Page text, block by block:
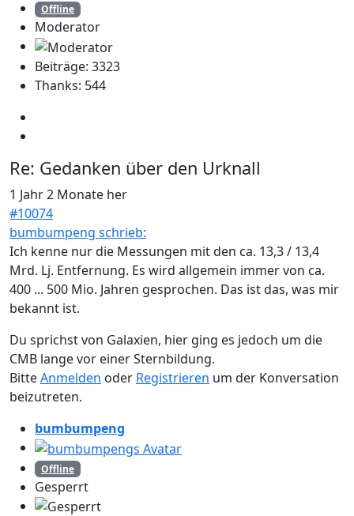
Offline
Moderator
Beiträge: 3323
Thanks: 544
Re: Gedanken über den Urknall
1 Jahr 2 Monate her
#10074
bumbumpeng schrieb:
Ich kenne nur die Messungen mit den ca. 13,3 / 13,4
Mrd. Lj. Entfernung. Es wird allgemein immer von ca.
400 ... 500 Mio. Jahren gesprochen. Das ist das, was mir
bekannt ist.
Du sprichst von Galaxien, hier ging es jedoch um die
CMB lange vor einer Sternbildung.
BitteAnmelden oder Registrieren um der Konversation
beizutreten.
bumbumpeng
Offline
Gesperrt